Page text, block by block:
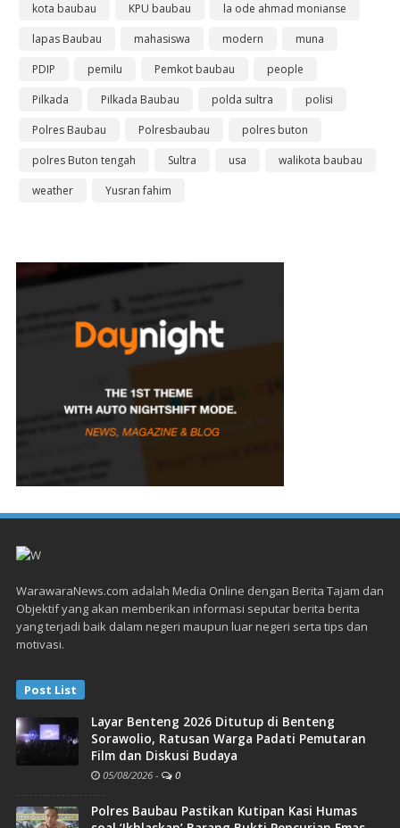
kota baubau
KPU baubau
la ode ahmad monianse
lapas Baubau
mahasiswa modern
muna
PDIP
pemilu Pemkot baubau
people
Pilkada
Pilkada Baubau polda sultra
polisi
Polres Baubau
Polresbaubau
polres buton
polres Buton tengah
Sultra usa
walikota baubau
weather
Yusran fahim
WarawaraNews.com adalah Media Online dengan Berita Tajam dan
Objektif yang akan memberikan informasi seputar berita berita
yang terjadi baik dalam negeri maupun luar negeri serta tips dan
motivasi.
Post List
Layar Benteng 2026 Ditutup di Benteng
Sorawolio, Ratusan Warga Padati Pemutaran
Film dan Diskusi Budaya
05/08/2026 - 0
Polres Baubau Pastikan Kutipan Kasi Humas